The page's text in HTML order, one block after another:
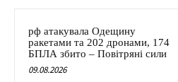
рф атакувала Одещину
ракетами та 202 дронами, 174
БПЛА збито – Повітряні сили
09.08.2026